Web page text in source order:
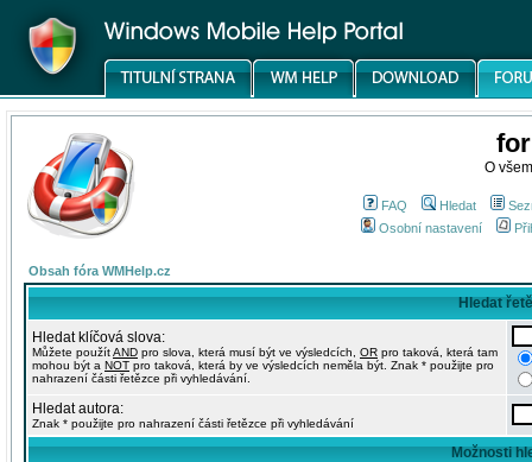
O
FAQ Hledat
Osobní nastavení
Obsah fóra WMHelp.cz
Hledat
Hledat klíčová slova:
Můžete použítAND pro slova, která musí být ve výsledcích, OR pro taková, která tam
mohou být a NOT pro taková, která by ve výsledcích neměla být. Znak * použijte pro
nahrazení části řetězce při vyhledávání.
Hledat autora:
Znak * použijte pro nahrazení části řetězce při vyhledávání
Možnosti